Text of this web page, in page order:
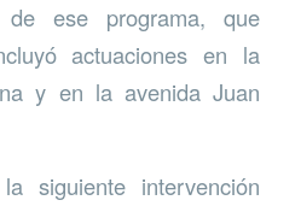
ese programa, que
actuaciones en la
y en la avenida Juan
siguiente intervención